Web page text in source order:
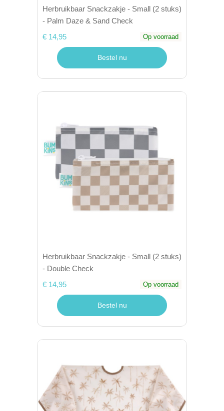
Herbruikbaar Snackzakje - Small (2 stuks)
- Palm Daze & Sand Check
€ 14,95
Op voorraad
Bestel nu
Herbruikbaar Snackzakje - Small (2 stuks)
- Double Check
€ 14,95
Op voorraad
Bestel nu